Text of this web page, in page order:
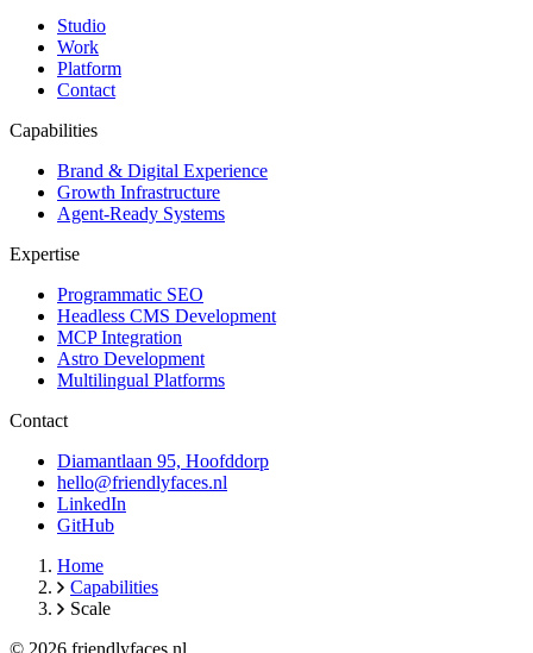
Studio
Work
Platform
Contact
Capabilities
Brand & Digital Experience
Growth Infrastructure
Agent-Ready Systems
Expertise
Programmatic SEO
Headless CMS Development
MCP Integration
Astro Development
Multilingual Platforms
Contact
Diamantlaan 95, Hoofddorp
hello@friendlyfaces.nl
LinkedIn
GitHub
Home
Capabilities
Scale